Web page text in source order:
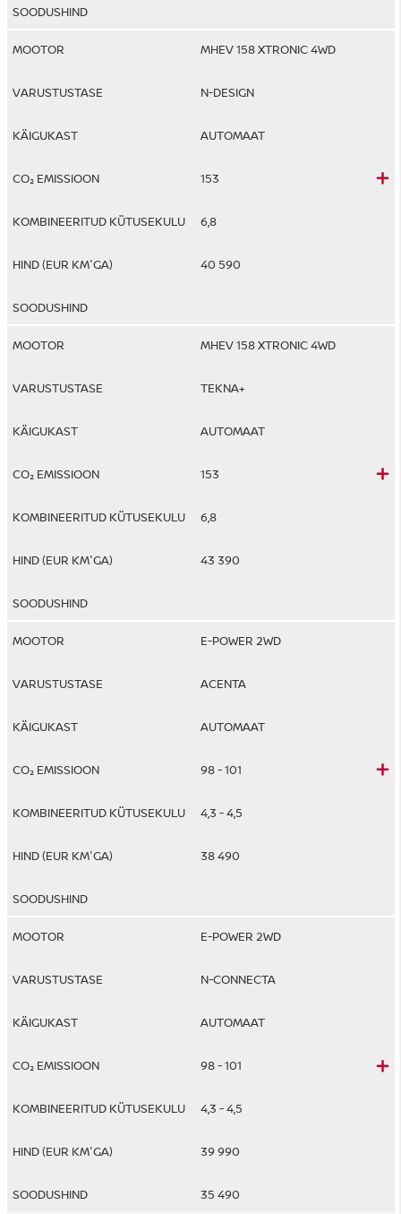
MHEV 158 XTRONIC 4WD
N-DESIGN
AUTOMAAT
153
6,8
40 590
MHEV 158 XTRONIC 4WD
TEKNA+
AUTOMAAT
153
6,8
43 390
E-POWER 2WD
ACENTA
AUTOMAAT
98 - 101
4,3 - 4,5
38 490
E-POWER 2WD
N-CONNECTA
AUTOMAAT
98 - 101
4,3 - 4,5
39 990
35 490